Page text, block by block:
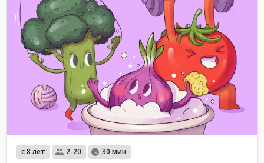
с 8 лет 2-20 30 мин